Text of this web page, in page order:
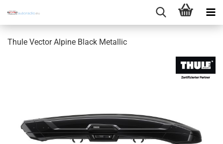
Thule Vector Alpine Black Metallic